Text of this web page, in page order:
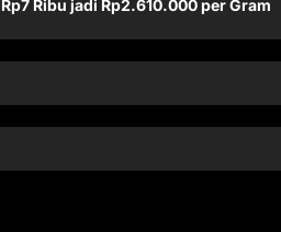
Rp7 Ribu jadi Rp2.610.000 per Gram